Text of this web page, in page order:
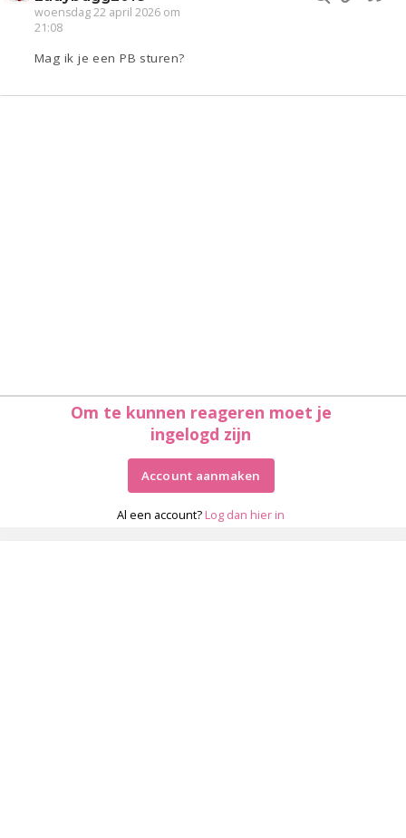
woensdag 22 april 2026 om
21:08
Mag ik je een PB sturen?
Om te kunnen reageren moet je
ingelogd zijn
Account aanmaken
Al een account? Log dan hier in